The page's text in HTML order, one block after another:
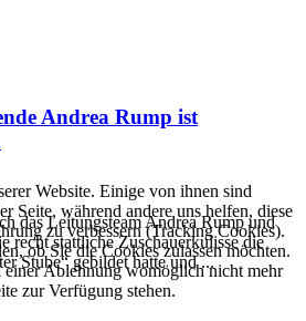
Andrea Rump ist
das Leitungsteam Andrea Rump und
recht stattliche Zuschauerkulisse die
Stube“ gebildet hatte und ...
Website. Einige von ihnen sind
Seite, während andere uns helfen, diese
zu verbessern (Tracking Cookies).
ob Sie die Cookies zulassen möchten.
einer Ablehnung womöglich nicht mehr
zur Verfügung stehen.